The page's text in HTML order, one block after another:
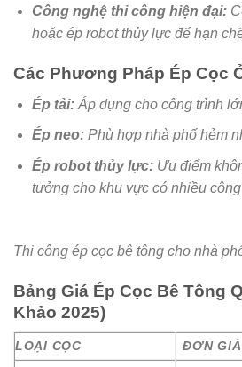
Công nghệ thi công hiện đại:
hoặc ép robot thủy lực để hạn
Các Phương Pháp Ép Cọc
Ép tải:Áp dụng cho công trình
Ép neo:Phù hợp nhà phố hẻm
Ép robot thủy lực:Ưu điểm
tưởng cho khu vực có nhiều
Thi công ép cọc bê tông cho nhà
Bảng Giá Ép Cọc Bê Tông
Khảo 2025)
LOẠI CỌC ĐƠN